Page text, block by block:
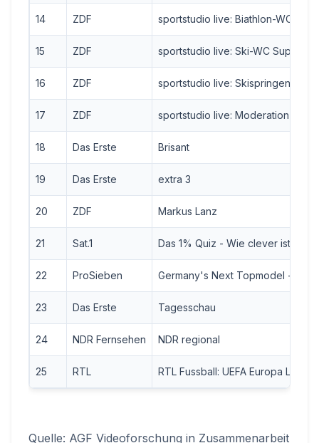
14 ZDF sportstudio live: Biathlon-WC
15 ZDF sportstudio live: Ski-WC Super-G
16 ZDF sportstudio live: Skispringen-WC
17 ZDF sportstudio live: Moderation
18 Das Erste Brisant
19 Das Erste extra 3
20 ZDF Markus Lanz
21 Sat.1 Das 1% Quiz - Wie clever ist
22 ProSieben Germany's Next Topmodel - by
23 Das Erste Tagesschau
24 NDR Fernsehen NDR regional
25 RTL RTL Fussball: UEFA Europa
Quelle: AGF Videoforschung in Zusammenarbeit